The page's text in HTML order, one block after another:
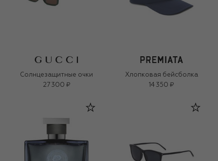
Солнцезащитные очки
27 300 ₽
Хлопковая бейсболка
14 350 ₽